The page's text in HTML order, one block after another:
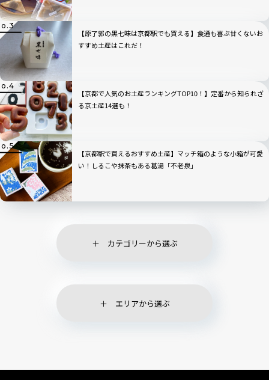
【原了郭の黒七味は京都駅でも買える】食通も喜ぶ甘くないお
すすめ土産はこれだ！
【京都で人気のお土産ランキングTOP10！】定番から知られざ
る京土産14選も！
【京都駅で買えるおすすめ土産】マッチ箱のような小箱が可愛
い！しるこや抹茶もある葛湯「不老泉」
カテゴリーから選ぶ
エリアから選ぶ